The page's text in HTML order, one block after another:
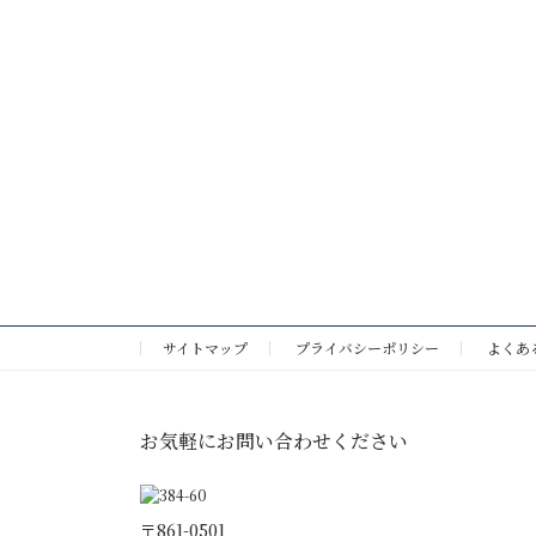
サイトマップ プライバシーポリシー よくあ
お気軽にお問い合わせください
〒861-0501